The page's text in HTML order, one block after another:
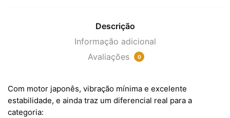
Descrição
Informação adicional
Avaliações
0
Com motor japonês, vibração mínima e excelente
estabilidade, e ainda traz um diferencial real para a
categoria: